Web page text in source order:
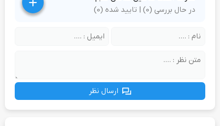
در حال بررسی (0) | تایید شده (0)
ارسال نظر